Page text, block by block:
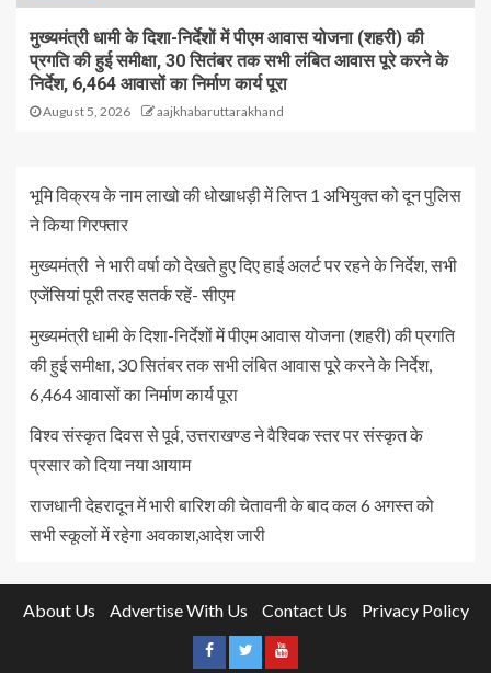
मुख्यमंत्री धामी के दिशा-निर्देशों में पीएम आवास योजना (शहरी) की
प्रगति की हुई समीक्षा, 30 सितंबर तक सभी लंबित आवास पूरे करने के
निर्देश, 6,464 आवासों का निर्माण कार्य पूरा
August 5, 2026 aajkhabaruttarakhand
भूमि विक्रय के नाम लाखो की धोखाधड़ी में लिप्त 1 अभियुक्त को दून पुलिस
ने किया गिरफ्तार
मुख्यमंत्री ने भारी वर्षा को देखते हुए दिए हाई अलर्ट पर रहने के निर्देश, सभी
एजेंसियां पूरी तरह सतर्क रहें- सीएम
मुख्यमंत्री धामी के दिशा-निर्देशों में पीएम आवास योजना (शहरी) की प्रगति
की हुई समीक्षा, 30 सितंबर तक सभी लंबित आवास पूरे करने के निर्देश,
6,464 आवासों का निर्माण कार्य पूरा
विश्व संस्कृत दिवस से पूर्व, उत्तराखण्ड ने वैश्विक स्तर पर संस्कृत के
प्रसार को दिया नया आयाम
राजधानी देहरादून में भारी बारिश की चेतावनी के बाद कल 6 अगस्त को
सभी स्कूलों में रहेगा अवकाश,आदेश जारी
About Us Advertise With Us Contact Us Privacy Policy